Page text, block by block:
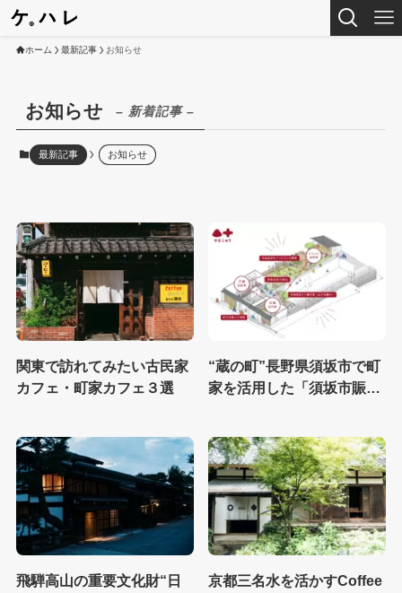
ホーム 最新記事 お知らせ
お知らせ – 新着記事 –
最新記事 お知らせ
関東で訪れてみたい古民家
カフェ・町家カフェ３選
“蔵の町”長野県須坂市で町
家を活用した「須坂市賑わ
飛騨高山の重要文化財“日
京都三名水を活かすCoffee